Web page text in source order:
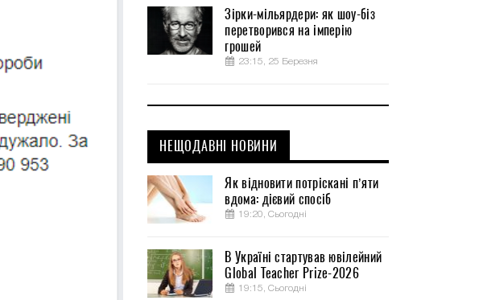
Зірки-мільярдери: як шоу-біз
перетворився на імперію
грошей
23:15, 25 Березня
НЕЩОДАВНІ НОВИНИ
Як відновити потріскані п’яти
вдома: дієвий спосіб
19:20, Сьогодні
В Україні стартував ювілейний
Global Teacher Prize-2026
19:15, Сьогодні